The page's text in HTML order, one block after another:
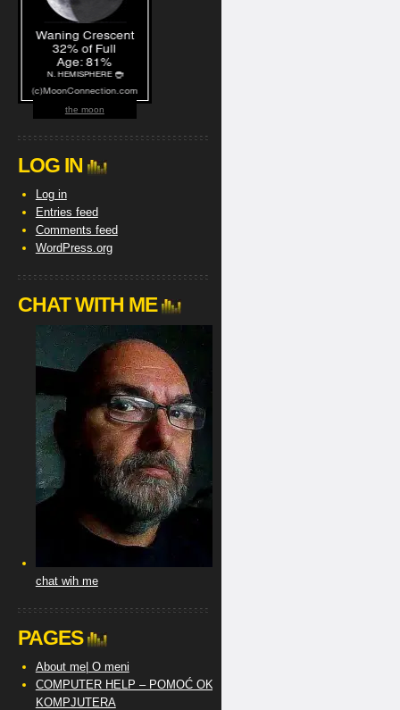
the moon
LOG IN
Log in
Entries feed
Comments feed
WordPress.org
CHAT WITH ME
chat wih me
PAGES
About me| O meni
COMPUTER HELP – POMOĆ OKO
KOMPJUTERA